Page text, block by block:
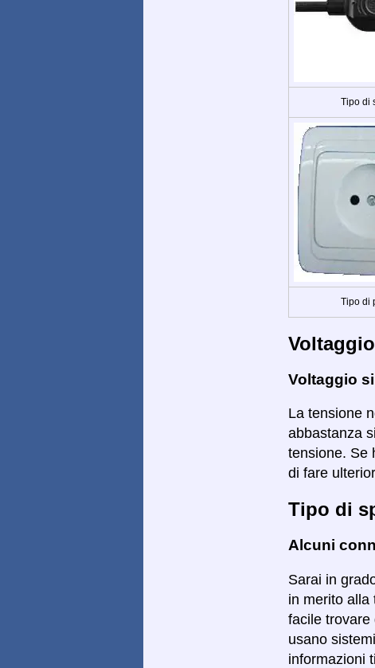
Tipo di
Tipo di
Voltaggio
Voltaggio
La tensione
abbastanza
tensione. Se
di fare
Tipo di
Alcuni
Sarai in
in merito alla
facile trovare
usano
informazioni